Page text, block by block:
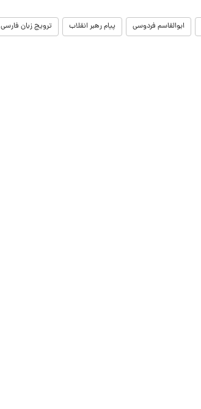
ابوالقاسم فردوسی پیام رهبر انقلاب ترویج زبان فارسی